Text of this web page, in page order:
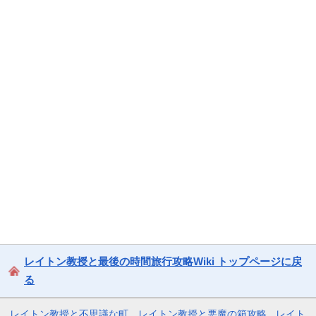
レイトン教授と最後の時間旅行攻略Wiki トップページに戻
る
レイトン教授と不思議な町 レイトン教授と悪魔の箱攻略 レイト